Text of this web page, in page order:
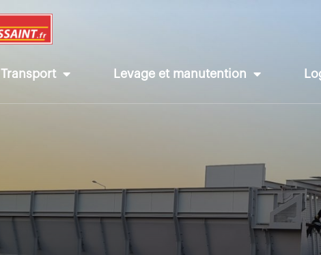
Transport Levage et manutention